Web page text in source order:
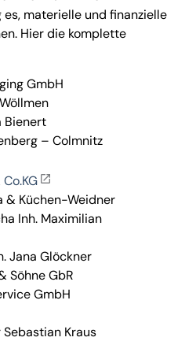
es, materielle und finanzielle
Hier die komplette
GmbH
Bienert
– Colmnitz
Co.KG
& Küchen-Weidner
Inh. Maximilian
Jana Glöckner
Söhne GbR
GmbH
Kraus